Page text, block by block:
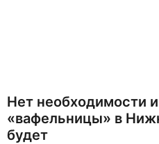
Нет необходимости
«вафельницы» в
будет